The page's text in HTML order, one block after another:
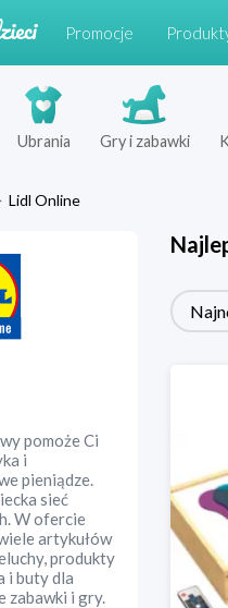
Promocje
Ubrania Gry i zabawki
Lidl Online
pomoże Ci
i
pieniądze.
sieć
W ofercie
artykułów
produkty
i buty dla
zabawki i gry.